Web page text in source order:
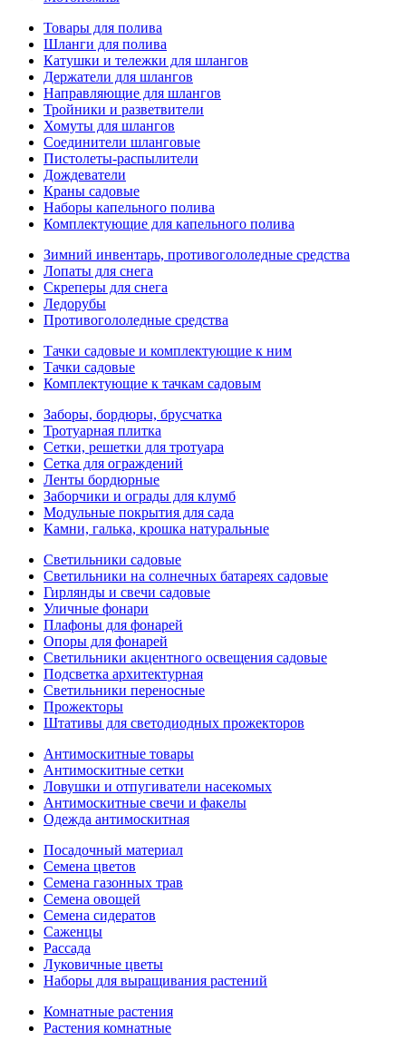
Товары для полива
Шланги для полива
Катушки и тележки для шлангов
Держатели для шлангов
Направляющие для шлангов
Тройники и разветвители
Хомуты для шлангов
Соединители шланговые
Пистолеты-распылители
Дождеватели
Краны садовые
Наборы капельного полива
Комплектующие для капельного полива
Зимний инвентарь, противогололедные средства
Лопаты для снега
Скреперы для снега
Ледорубы
Противогололедные средства
Тачки садовые и комплектующие к ним
Тачки садовые
Комплектующие к тачкам садовым
Заборы, бордюры, брусчатка
Тротуарная плитка
Сетки, решетки для тротуара
Сетка для ограждений
Ленты бордюрные
Заборчики и ограды для клумб
Модульные покрытия для сада
Камни, галька, крошка натуральные
Светильники садовые
Светильники на солнечных батареях садовые
Гирлянды и свечи садовые
Уличные фонари
Плафоны для фонарей
Опоры для фонарей
Светильники акцентного освещения садовые
Подсветка архитектурная
Светильники переносные
Прожекторы
Штативы для светодиодных прожекторов
Антимоскитные товары
Антимоскитные сетки
Ловушки и отпугиватели насекомых
Антимоскитные свечи и факелы
Одежда антимоскитная
Посадочный материал
Семена цветов
Семена газонных трав
Семена овощей
Семена сидератов
Саженцы
Рассада
Луковичные цветы
Наборы для выращивания растений
Комнатные растения
Растения комнатные